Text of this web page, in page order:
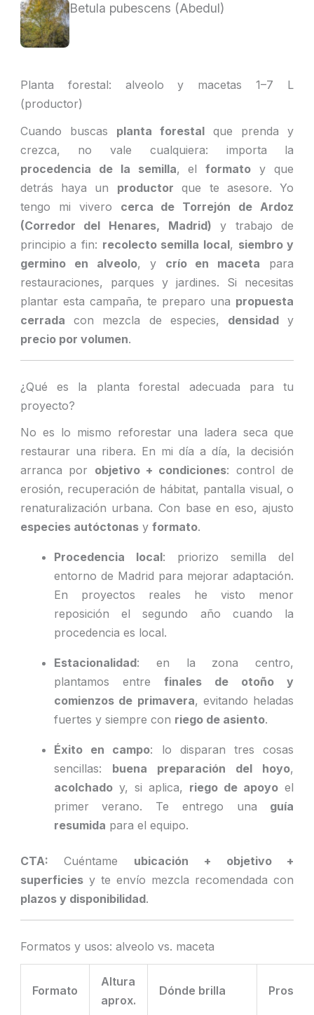
Betula pubescens (Abedul)
Planta forestal: alveolo y macetas 1–7 L
(productor)
Cuando buscas planta forestal que prenda y
crezca, no vale cualquiera: importa la
procedencia de la semilla, elformato y que
detrás haya un productor que te asesore. Yo
tengo mi vivero cerca de Torrejón de Ardoz
(Corredor del Henares, Madrid) y trabajo de
principio a fin: recolecto semilla local, siembro y
germino en alveolo, y crío en maceta para
restauraciones, parques y jardines. Si necesitas
plantar esta campaña, te preparo una propuesta
cerrada con mezcla de especies, densidad y
precio por volumen.
¿Qué es la planta forestal adecuada para tu
proyecto?
No es lo mismo reforestar una ladera seca que
restaurar una ribera. En mi día a día, la decisión
arranca por objetivo + condiciones: control de
erosión, recuperación de hábitat, pantalla visual, o
renaturalización urbana. Con base en eso, ajusto
especies autóctonasy formato.
Procedencia local: priorizo semilla del
entorno de Madrid para mejorar adaptación.
En proyectos reales he visto menor
reposición el segundo año cuando la
procedencia es local.
Estacionalidad: en la zona centro,
plantamos entre finales de otoño y
comienzos de primavera, evitando heladas
fuertes y siempre con riego de asiento.
Éxito en campo: lo disparan tres cosas
sencillas: buena preparación del hoyo,
acolchadoy, si aplica, riego de apoyo el
primer verano. Te entrego una guía
resumida para el equipo.
CTA: Cuéntame ubicación + objetivo +
superficiesy te envío mezcla recomendada con
plazos y disponibilidad.
Formatos y usos: alveolo vs. maceta
Formato
Altura
aprox.
Dónde brilla Pros